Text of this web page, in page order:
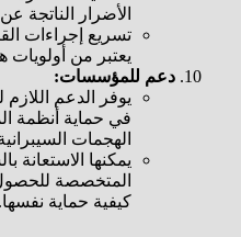
الأضرار الناتجة
تسريع إجراءات
يعتبر من أولويات
دعم للمؤسسات:
يوفر الدعم
في حماية أنظمة
الهجمات
يمكنها الاستعانة
المتخصصة
كيفية حماية نفسها.